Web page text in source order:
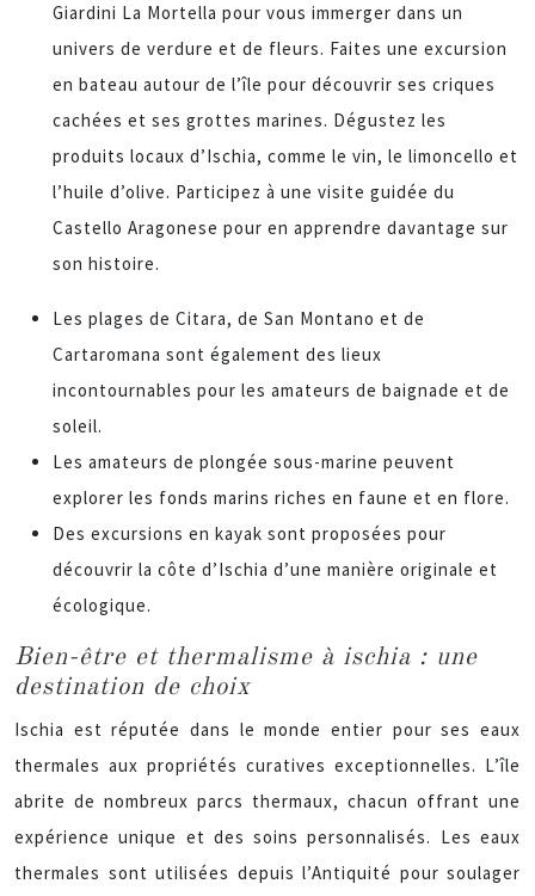
Giardini La Mortella pour vous immerger dans un
univers de verdure et de fleurs. Faites une excursion
en bateau autour de l’île pour découvrir ses criques
cachées et ses grottes marines. Dégustez les
produits locaux d’Ischia, comme le vin, le limoncello et
l’huile d’olive. Participez à une visite guidée du
Castello Aragonese pour en apprendre davantage sur
son histoire.
Les plages de Citara, de San Montano et de
Cartaromana sont également des lieux
incontournables pour les amateurs de baignade et de
soleil.
Les amateurs de plongée sous-marine peuvent
explorer les fonds marins riches en faune et en flore.
Des excursions en kayak sont proposées pour
découvrir la côte d’Ischia d’une manière originale et
écologique.
Bien-être et thermalisme à ischia : une
destination de choix
Ischia est réputée dans le monde entier pour ses eaux
thermales aux propriétés curatives exceptionnelles. L’île
abrite de nombreux parcs thermaux, chacun offrant une
expérience unique et des soins personnalisés. Les eaux
thermales sont utilisées depuis l’Antiquité pour soulager